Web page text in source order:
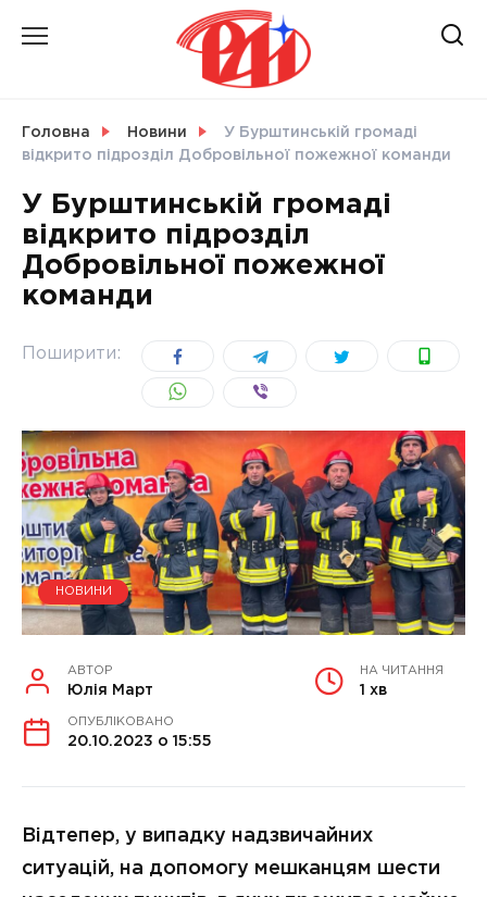
УКРАЇНА
Головна Новини
У Бурштинській громаді
відкрито підрозділ Добровільної пожежної команди
У Бурштинській громаді
відкрито підрозділ
Добровільної пожежної
команди
Поширити:
НОВИНИ
АВТОР
Юлія Март
НА ЧИТАННЯ
1 хв
ОПУБЛІКОВАНО
20.10.2023 о 15:55
Відтепер, у випадку надзвичайних
ситуацій, на допомогу мешканцям шести